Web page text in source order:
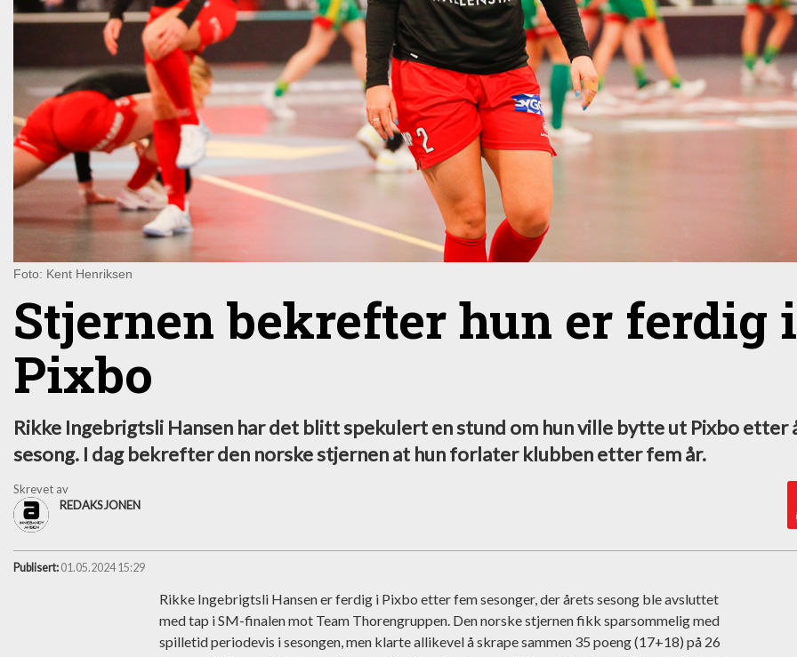
Foto: Kent Henriksen
Stjernen bekrefter hun er ferdig i
Pixbo
Rikke Ingebrigtsli Hansen har det blitt spekulert en stund om hun ville bytte ut Pixbo etter
sesong. I dag bekrefter den norske stjernen at hun forlater klubben etter fem år.
Skrevet av
REDAKSJONEN
Publisert: 01.05.2024 15:29
Rikke Ingebrigtsli Hansen er ferdig i Pixbo etter fem sesonger, der årets sesong ble avsluttet
med tap i SM-finalen mot Team Thorengruppen. Den norske stjernen fikk sparsommelig med
spilletid periodevis i sesongen, men klarte allikevel å skrape sammen 35 poeng (17+18) på 26